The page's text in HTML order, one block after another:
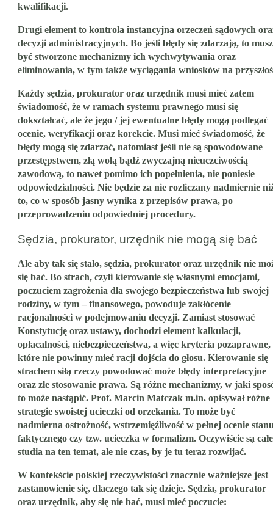
kwalifikacji.
Drugi element to kontrola instancyjna orzeczeń sądowych
decyzji administracyjnych. Bo jeśli błędy się zdarzają, to
być stworzone mechanizmy ich wychwytywania oraz
eliminowania, w tym także wyciągania wniosków na
Każdy sędzia, prokurator oraz urzędnik musi mieć zatem
świadomość, że w ramach systemu prawnego musi się
dokształcać, ale że jego / jej ewentualne błędy mogą podlegać
ocenie, weryfikacji oraz korekcie. Musi mieć świadomość, że
błędy mogą się zdarzać, natomiast jeśli nie są spowodowane
przestępstwem, złą wolą bądź zwyczajną nieuczciwością
zawodową, to nawet pomimo ich popełnienia, nie poniesie
odpowiedzialności. Nie będzie za nie rozliczany nadmiernie
to, co w sposób jasny wynika z przepisów prawa, po
przeprowadzeniu odpowiedniej procedury.
Sędzia, prokurator, urzędnik nie mogą się bać
Ale aby tak się stało, sędzia, prokurator oraz urzędnik nie
się bać. Bo strach, czyli kierowanie się własnymi emocjami,
poczuciem zagrożenia dla swojego bezpieczeństwa lub swojej
rodziny, w tym – finansowego, powoduje zakłócenie
racjonalności w podejmowaniu decyzji. Zamiast stosować
Konstytucję oraz ustawy, dochodzi element kalkulacji,
opłacalności, niebezpieczeństwa, a więc kryteria pozaprawne,
które nie powinny mieć racji dojścia do głosu. Kierowanie się
strachem siłą rzeczy powodować może błędy interpretacyjne
oraz złe stosowanie prawa. Są różne mechanizmy, w jaki
to może nastąpić. Prof. Marcin Matczak m.in. opisywał różne
strategie swoistej ucieczki od orzekania. To może być
nadmierna ostrożność, wstrzemięźliwość w pełnej ocenie
faktycznego czy tzw. ucieczka w formalizm. Oczywiście są całe
studia na ten temat, ale nie czas, by je tu teraz rozwijać.
W kontekście polskiej rzeczywistości znacznie ważniejsze jest
zastanowienie się, dlaczego tak się dzieje. Sędzia, prokurator
oraz urzędnik, aby się nie bać, musi mieć poczucie: